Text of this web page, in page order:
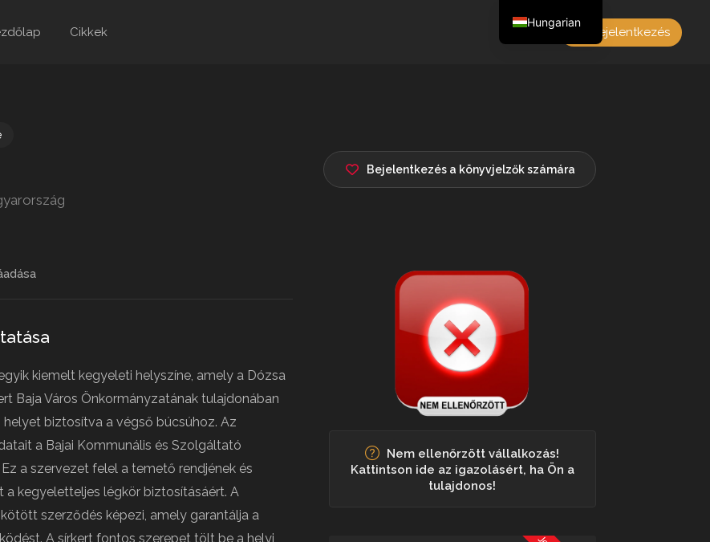
Cikkek Bejelentkezés
Bejelentkezés a könyvjelzők számára
kiemelt kegyeleti helyszíne, amely a Dózsa
Baja Város Önkormányzatának tulajdonában
biztosítva a végső búcsúhoz. Az
a Bajai Kommunális és Szolgáltató
a szervezet felel a temető rendjének és
kegyeletteljes légkör biztosításáért. A
szerződés képezi, amely garantálja a
A sírkert fontos szerepet tölt be a helyi
Nem ellenőrzött vállalkozás!
Kattintson ide az igazolásért, ha Ön a
tulajdonos!
Hungarian
English
French